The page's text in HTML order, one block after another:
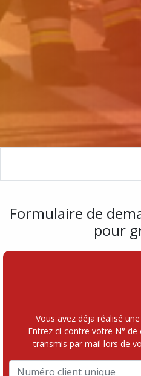
Formulaire de
pour
Vous avez déja réalisé
Entrez ci-contre votre N°
transmis par mail lors de